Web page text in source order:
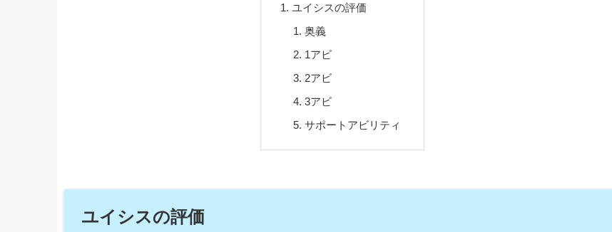
ユイシスの評価
奥義
1アビ
2アビ
3アビ
サポートアビリティ
ユイシスの評価